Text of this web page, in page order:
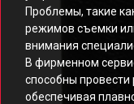
Проблемы, такие
режимов съемки
внимания
В фирменном
способны провести
обеспечивая